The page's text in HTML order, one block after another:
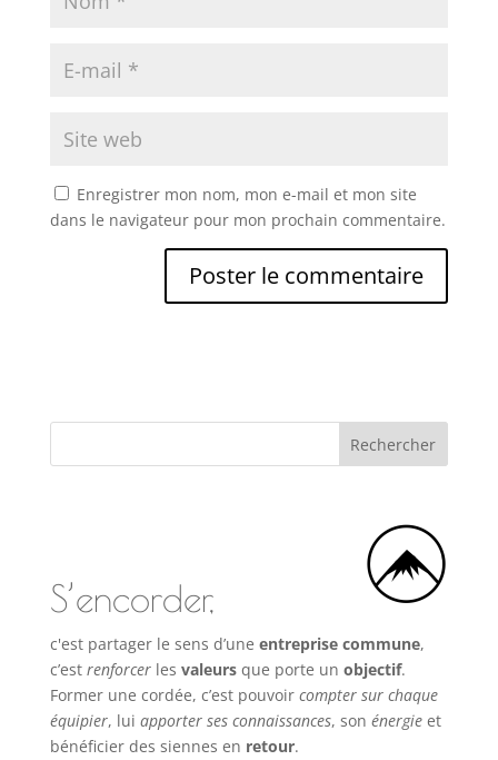
Enregistrer mon nom, mon e-mail et mon site
dans le navigateur pour mon prochain commentaire.
S’encorder,
c'est partager le sens d’une entreprise commune,
c’est renforcerles valeursque porte un objectif.
Former une cordée, c’est pouvoircompter sur chaque
équipier, lui apporter ses connaissances, son énergieet
bénéficier des siennes en retour.